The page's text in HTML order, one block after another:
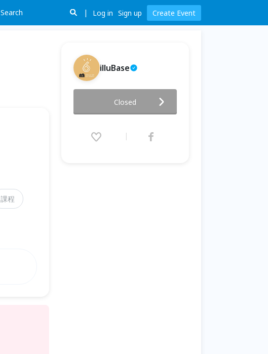
Search Log in Sign up Create Event
課程
illuBase
2016.08.14 (Sun) 10:30 - 12:00
(GMT+8)
Closed